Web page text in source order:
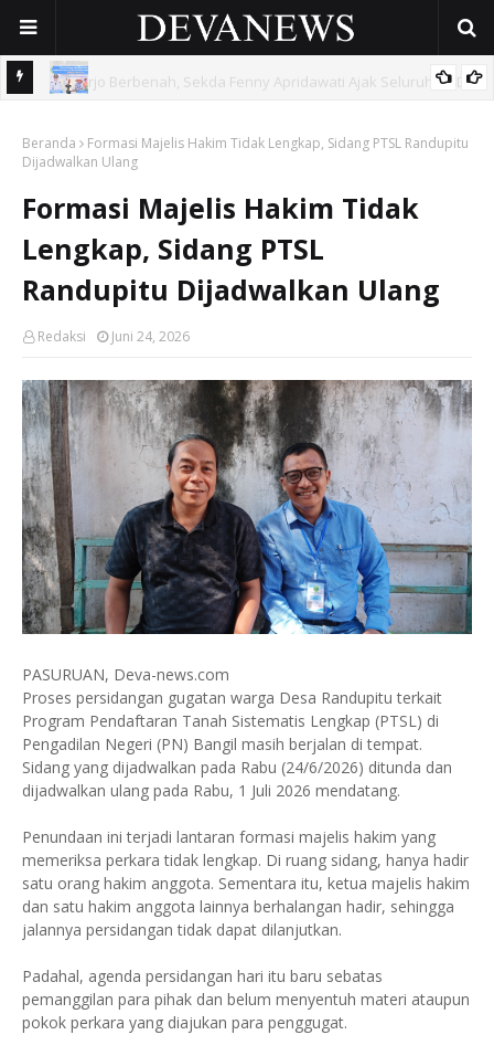
42.210 Pekerja Rentan Lewat BPJS Ketenagakerjaan
Beranda
Formasi Majelis Hakim Tidak Lengkap, Sidang PTSL Randupitu
Dijadwalkan Ulang
Formasi Majelis Hakim Tidak
Lengkap, Sidang PTSL
Randupitu Dijadwalkan Ulang
Redaksi Juni 24, 2026
PASURUAN, Deva-news.com
Proses persidangan gugatan warga Desa Randupitu terkait
Program Pendaftaran Tanah Sistematis Lengkap (PTSL) di
Pengadilan Negeri (PN) Bangil masih berjalan di tempat.
Sidang yang dijadwalkan pada Rabu (24/6/2026) ditunda dan
dijadwalkan ulang pada Rabu, 1 Juli 2026 mendatang.
Penundaan ini terjadi lantaran formasi majelis hakim yang
memeriksa perkara tidak lengkap. Di ruang sidang, hanya hadir
satu orang hakim anggota. Sementara itu, ketua majelis hakim
dan satu hakim anggota lainnya berhalangan hadir, sehingga
jalannya persidangan tidak dapat dilanjutkan.
Padahal, agenda persidangan hari itu baru sebatas
pemanggilan para pihak dan belum menyentuh materi ataupun
pokok perkara yang diajukan para penggugat.